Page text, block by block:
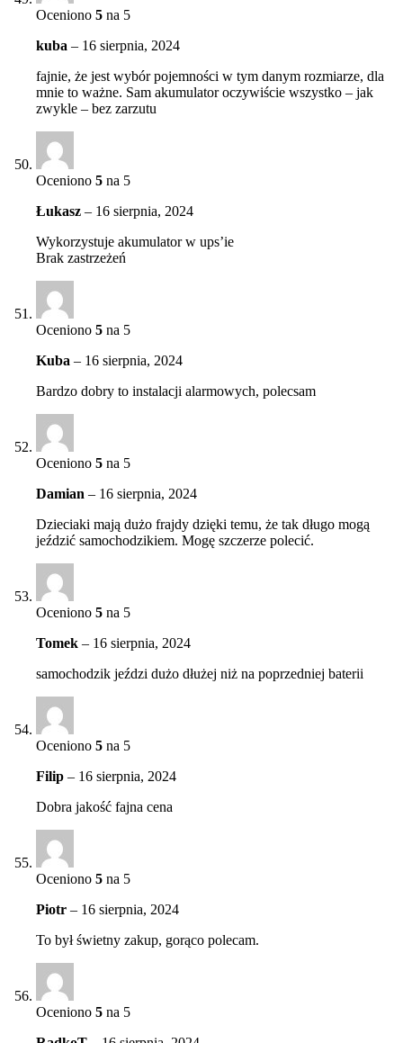
Oceniono 5 na 5
kuba – 16 sierpnia, 2024
fajnie, że jest wybór pojemności w tym danym rozmiarze, dla
mnie to ważne. Sam akumulator oczywiście wszystko – jak
zwykle – bez zarzutu
Oceniono 5 na 5
Łukasz – 16 sierpnia, 2024
Wykorzystuje akumulator w ups’ie
Brak zastrzeżeń
Oceniono 5 na 5
Kuba – 16 sierpnia, 2024
Bardzo dobry to instalacji alarmowych, polecsam
Oceniono 5 na 5
Damian – 16 sierpnia, 2024
Dzieciaki mają dużo frajdy dzięki temu, że tak długo mogą
jeździć samochodzikiem. Mogę szczerze polecić.
Oceniono 5 na 5
Tomek – 16 sierpnia, 2024
samochodzik jeździ dużo dłużej niż na poprzedniej baterii
Oceniono 5 na 5
Filip – 16 sierpnia, 2024
Dobra jakość fajna cena
Oceniono 5 na 5
Piotr – 16 sierpnia, 2024
To był świetny zakup, gorąco polecam.
Oceniono 5 na 5